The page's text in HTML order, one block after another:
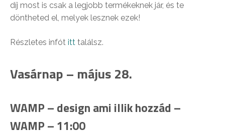
díj most is csak a legjobb termékeknek jár, és te
döntheted el, melyek lesznek ezek!
Részletes infót itt találsz.
Vasárnap – május 28.
WAMP – design ami illik hozzád –
WAMP – 11:00